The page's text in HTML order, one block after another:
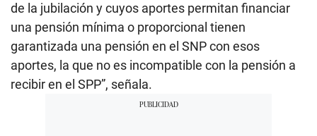
de la jubilación y cuyos aportes permitan financiar
una pensión mínima o proporcional tienen
garantizada una pensión en el SNP con esos
aportes, la que no es incompatible con la pensión a
recibir en el SPP”, señala.